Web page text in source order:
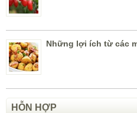
Những lợi ích từ các
HỖN HỢP